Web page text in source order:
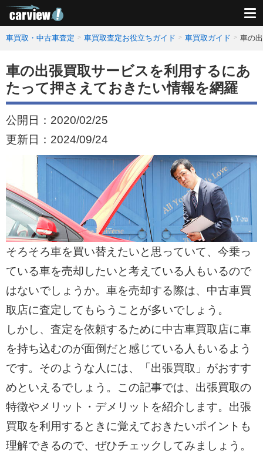
車買取・中古車査定 車買取査定お役立ちガイド 車買取ガイド 車の
車の出張買取サービスを利用するにあ
たって押さえておきたい情報を網羅
公開日： 2020/02/25
更新日： 2024/09/24
そろそろ車を買い替えたいと思っていて、今乗っ
ている車を売却したいと考えている人もいるので
はないでしょうか。車を売却する際は、中古車買
取店に査定してもらうことが多いでしょう。
しかし、査定を依頼するために中古車買取店に車
を持ち込むのが面倒だと感じている人もいるよう
です。そのような人には、「出張買取」がおすす
めといえるでしょう。この記事では、出張買取の
特徴やメリット・デメリットを紹介します。出張
買取を利用するときに覚えておきたいポイントも
理解できるので、ぜひチェックしてみましょう。